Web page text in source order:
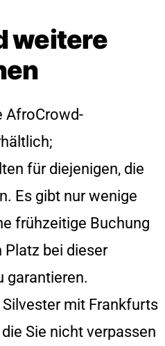
weitere
AfroCrowd-
für diejenigen, die
Es gibt nur wenige
frühzeitige Buchung
Platz bei dieser
garantieren.
mit Frankfurts
Sie nicht verpassen